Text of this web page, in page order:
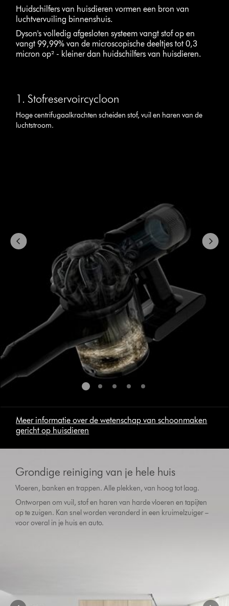
Huidschilfers van huisdieren vormen een bron van
luchtvervuiling binnenshuis.
Dyson's volledig afgesloten systeem vangt stof op en
vangt 99,99% van de microscopische deeltjes tot 0,3
micron op² - kleiner dan huidschilfers van huisdieren.
1. Stofreservoircycloon
Hoge centrifugaalkrachten scheiden stof, vuil en haren van de
luchtstroom.
Meer informatie over de wetenschap van schoonmaken
gericht op huisdieren
Grondige reiniging van je hele huis
Vloeren, banken en trappen. Alle plekken, van hoog tot laag.
Ontworpen om vuil, stof en haren van harde vloeren en tapijten
op te zuigen. Kan snel worden veranderd in een kruimelzuiger –
voor overal in je huis en auto.